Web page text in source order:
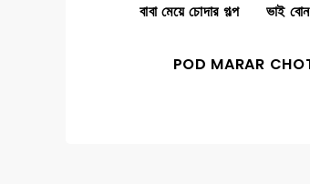
বাবা মেয়ে চোদার গল্প ভাই
POD MARAR